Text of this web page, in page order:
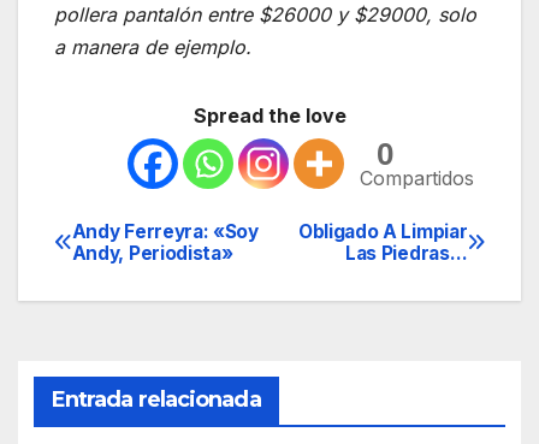
pollera pantalón entre $26000 y $29000, solo
a manera de ejemplo.
Spread the love
0
Compartidos
Navegación
de
Obligado A Limpiar
Las Piedras…
Andy Ferreyra: «Soy
Andy, Periodista»
Entrada relacionada